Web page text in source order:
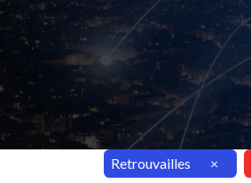
Retrouvailles ×